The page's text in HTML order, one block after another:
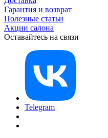
Гарантия и возврат
Полезные статьи
Акции салона
Оставайтесь на связи
Telegram